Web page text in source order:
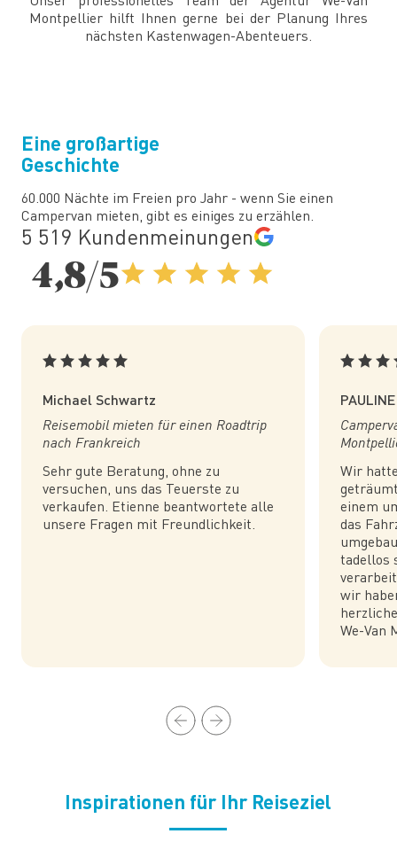
Montpellier hilft Ihnen gerne bei der Planung Ihres
nächsten Kastenwagen-Abenteuers.
Eine großartige
Geschichte
60.000 Nächte im Freien pro Jahr - wenn Sie einen
Campervan mieten, gibt es einiges zu erzählen.
5 519 Kundenmeinungen
4,8/5
Michael Schwartz
Reisemobil mieten für einen Roadtrip
nach Frankreich
Sehr gute Beratung, ohne zu
versuchen, uns das Teuerste zu
verkaufen. Etienne beantwortete alle
unsere Fragen mit Freundlichkeit.
Wir
einem
das
tadellos
wir
We-Van
Inspirationen für Ihr Reiseziel